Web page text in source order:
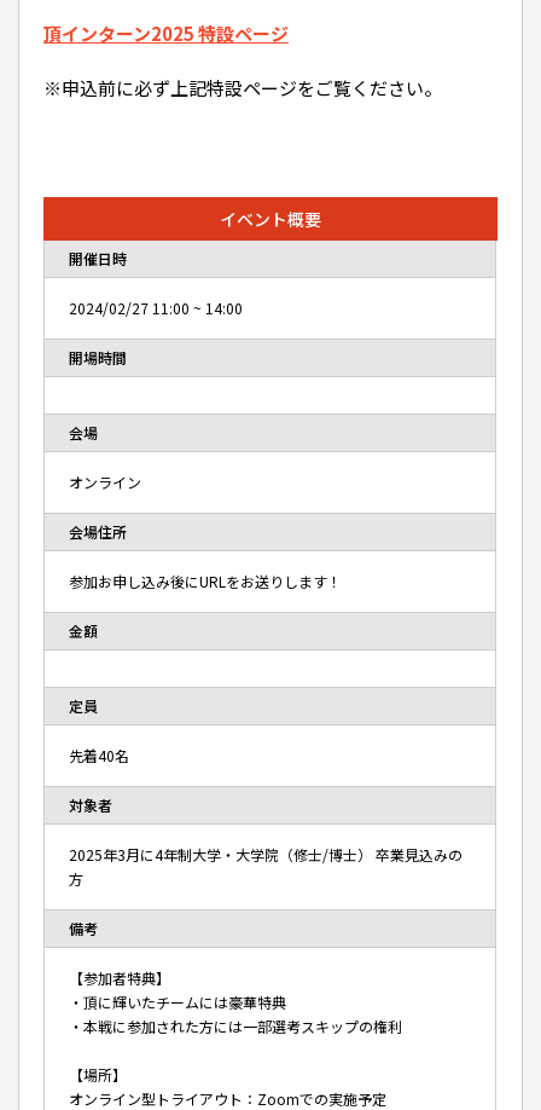
頂インターン2025 特設ページ
※申込前に必ず上記特設ページをご覧ください。
イベント概要
開催日時
2024/02/27 11:00 ~ 14:00
開場時間
会場
オンライン
会場住所
参加お申し込み後にURLをお送りします！
金額
定員
先着40名
対象者
2025年3月に4年制大学・大学院（修士/博士） 卒業見込みの
方
備考
【参加者特典】
・頂に輝いたチームには豪華特典
・本戦に参加された方には一部選考スキップの権利
【場所】
オンライン型トライアウト：Zoomでの実施予定